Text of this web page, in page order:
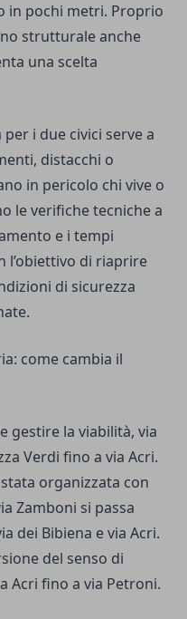
in pochi metri. Proprio
strutturale anche
una scelta
i due civici serve a
distacchi o
in pericolo chi vive o
le verifiche tecniche a
e i tempi
l’obiettivo di riaprire
di sicurezza
come cambia il
gestire la viabilità, via
Verdi fino a via Acri.
organizzata con
Zamboni si passa
dei Bibiena e via Acri.
del senso di
Acri fino a via Petroni.